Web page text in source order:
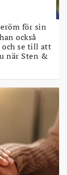
för sin
också
och se till att
när Sten &